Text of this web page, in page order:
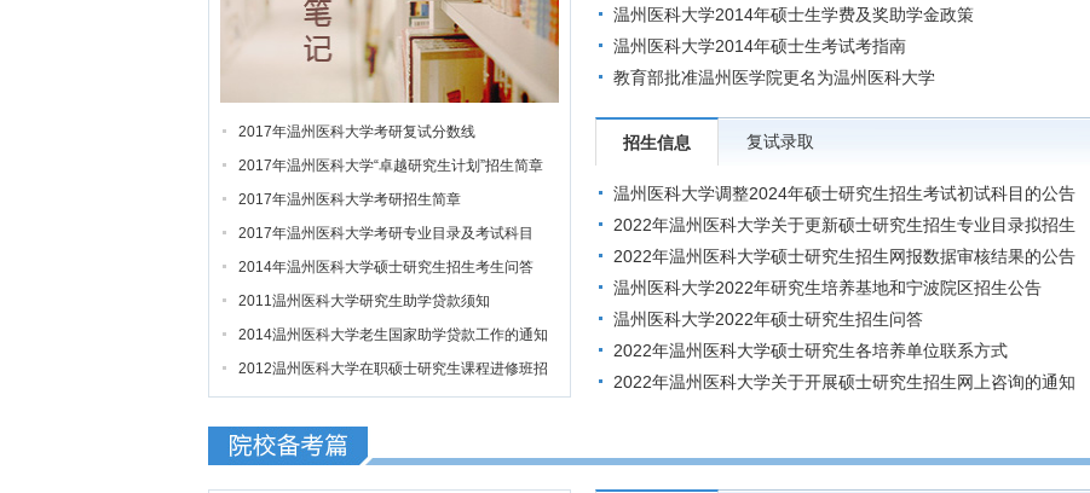
2017年温州医科大学考研复试分数线
2017年温州医科大学“卓越研究生计划”招生简章
2017年温州医科大学考研招生简章
2017年温州医科大学考研专业目录及考试科目
2014年温州医科大学硕士研究生招生考生问答
2011温州医科大学研究生助学贷款须知
2014温州医科大学老生国家助学贷款工作的通知
2012温州医科大学在职硕士研究生课程进修班招
生简章
温州医科大学2014年硕士生学费及奖助学金政策
温州医科大学2014年硕士生考试考指南
教育部批准温州医学院更名为温州医科大学
招生信息 复试录取
温州医科大学调整2024年硕士研究生招生考试初试科目的公告
2022年温州医科大学关于更新硕士研究生招生专业目录拟招生
人数的通知
2022年温州医科大学硕士研究生招生网报数据审核结果的公告
（数据截至2021年10月21日中午12:00）
温州医科大学2022年研究生培养基地和宁波院区招生公告
温州医科大学2022年硕士研究生招生问答
2022年温州医科大学硕士研究生各培养单位联系方式
2022年温州医科大学关于开展硕士研究生招生网上咨询的通知